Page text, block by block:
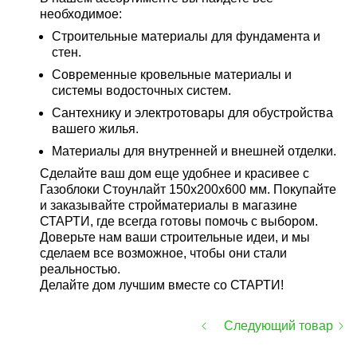
необходимое:
Строительные материалы для фундамента и
стен.
Современные кровельные материалы и
системы водосточных систем.
Сантехнику и электротовары для обустройства
вашего жилья.
Материалы для внутренней и внешней отделки.
Сделайте ваш дом еще удобнее и красивее с
Газоблоки Стоунлайт 150x200x600 мм. Покупайте
и заказывайте стройматериалы в магазине
СТАРТИ, где всегда готовы помочь с выбором.
Доверьте нам ваши строительные идеи, и мы
сделаем все возможное, чтобы они стали
реальностью.
Делайте дом лучшим вместе со СТАРТИ!
Следующий товар